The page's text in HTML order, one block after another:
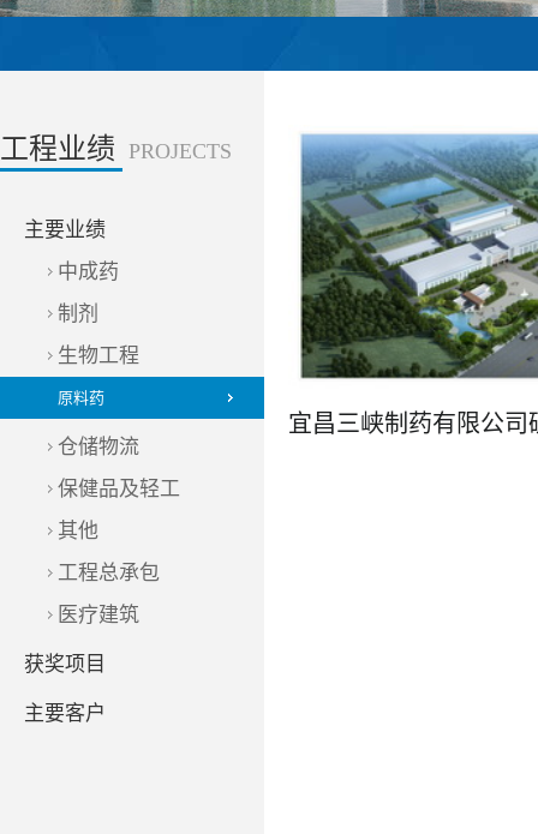
工程业绩 PROJECTS
主要业绩
中成药
制剂
生物工程
原料药
仓储物流
保健品及轻工
其他
工程总承包
医疗建筑
获奖项目
主要客户